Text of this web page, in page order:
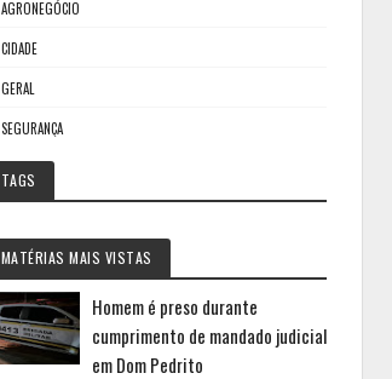
AGRONEGÓCIO
CIDADE
GERAL
SEGURANÇA
TAGS
MATÉRIAS MAIS VISTAS
Homem é preso durante
cumprimento de mandado judicial
em Dom Pedrito